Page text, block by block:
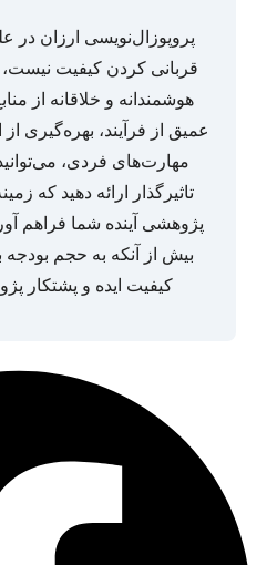
پروپوزال‌نویسی ارزان در
قربانی کردن کیفیت نیست،
هوشمندانه و خلاقانه از
عمیق از فرآیند، بهره‌گیری
مهارت‌های فردی،
تاثیرگذار ارائه دهید که
پژوهشی آینده شما فراهم
بیش از آنکه به حجم بودجه
کیفیت ایده و پشتکار